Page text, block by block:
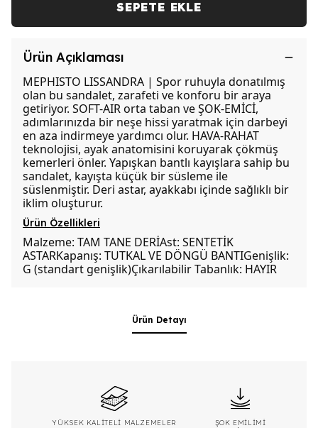
SEPETE EKLE
Ürün Açıklaması
MEPHISTO LISSANDRA | Spor ruhuyla donatılmış
olan bu sandalet, zarafeti ve konforu bir araya
getiriyor. SOFT-AIR orta taban ve ŞOK-EMİCİ,
adımlarınızda bir neşe hissi yaratmak için darbeyi
en aza indirmeye yardımcı olur. HAVA-RAHAT
teknolojisi, ayak anatomisini koruyarak çökmüş
kemerleri önler. Yapışkan bantlı kayışlara sahip bu
sandalet, kayışta küçük bir süsleme ile
süslenmiştir. Deri astar, ayakkabı içinde sağlıklı bir
iklim oluşturur.
Ürün Özellikleri
Malzeme: TAM TANE DERİAst: SENTETİK
ASTARKapanış: TUTKAL VE DÖNGÜ BANTIGenişlik:
G (standart genişlik)Çıkarılabilir Tabanlık: HAYIR
Ürün Detayı
YÜKSEK KALİTELİ MALZEMELER ŞOK EMİLİMİ